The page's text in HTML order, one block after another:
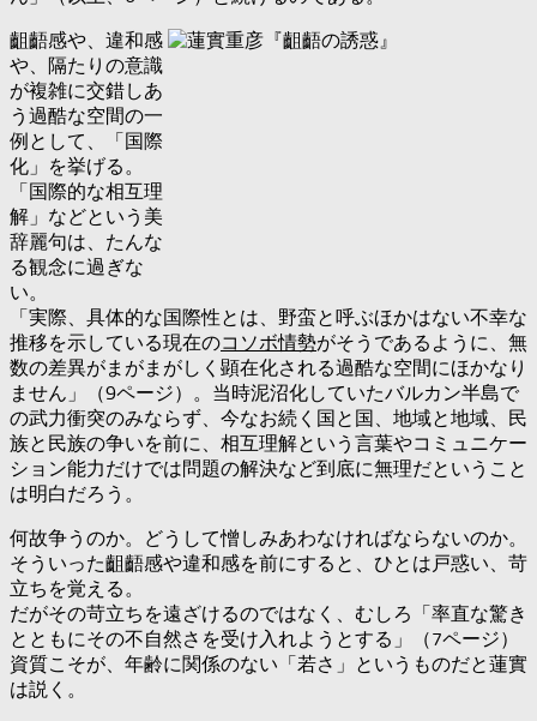
齟齬感や、違和感
や、隔たりの意識
が複雑に交錯しあ
う過酷な空間の一
例として、「国際
化」を挙げる。
「国際的な相互理
解」などという美
辞麗句は、たんな
る観念に過ぎな
い。
「実際、具体的な国際性とは、野蛮と呼ぶほかはない不幸な
推移を示している現在のコソボ情勢がそうであるように、無
数の差異がまがまがしく顕在化される過酷な空間にほかなり
ません」（9ページ）。当時泥沼化していたバルカン半島で
の武力衝突のみならず、今なお続く国と国、地域と地域、民
族と民族の争いを前に、相互理解という言葉やコミュニケー
ション能力だけでは問題の解決など到底に無理だということ
は明白だろう。
何故争うのか。どうして憎しみあわなければならないのか。
そういった齟齬感や違和感を前にすると、ひとは戸惑い、苛
立ちを覚える。
だがその苛立ちを遠ざけるのではなく、むしろ「率直な驚き
とともにその不自然さを受け入れようとする」（7ページ）
資質こそが、年齢に関係のない「若さ」というものだと蓮實
は説く。